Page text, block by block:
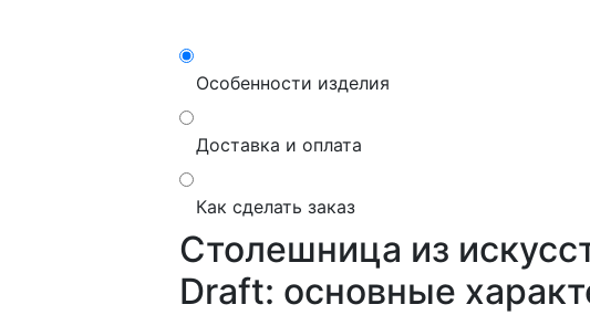
Особенности изделия
Доставка и оплата
Как сделать заказ
Столешница из
Draft: основные